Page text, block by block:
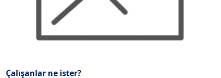
Çalışanlar ne ister?